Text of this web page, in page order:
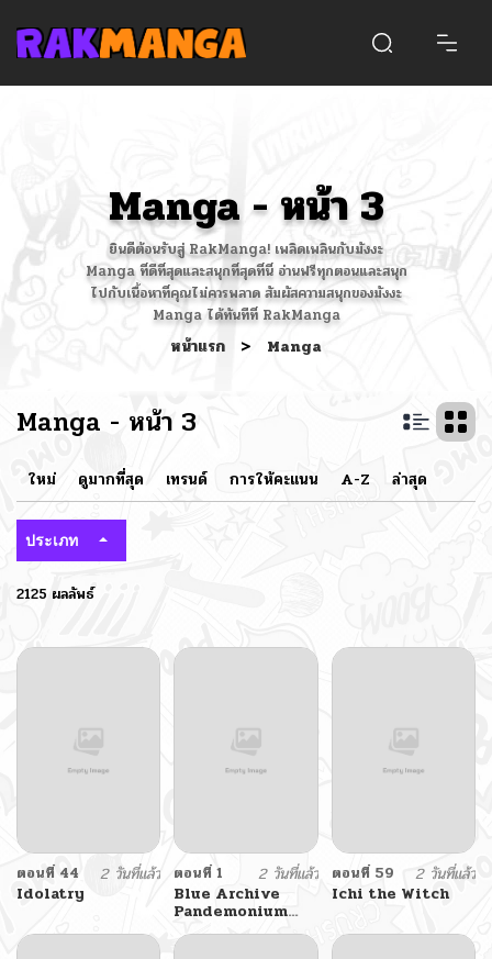
Manga - หน้า 3
ยินดีต้อนรับสู่ RakManga! เพลิดเพลินกับมังงะ
Manga ที่ดีที่สุดและสนุกที่สุดที่นี่ อ่านฟรีทุกตอนและสนุก
ไปกับเนื้อหาที่คุณไม่ควรพลาด สัมผัสความสนุกของมังงะ
Manga ได้ทันทีที่ RakManga
หน้าแรก > Manga
Manga - หน้า 3
ใหม่ ดูมากที่สุด เทรนด์ การให้คะแนน A-Z ล่าสุด
ประเภท
2125 ผลลัพธ์
ตอนที่ 44
2 วันที่แล้ว
Idolatry
ตอนที่ 1
2 วันที่แล้ว
Blue Archive
Pandemonium
Vacation By
Hayashiya
ตอนที่ 59
2 วันที่แล้ว
Ichi the Witch